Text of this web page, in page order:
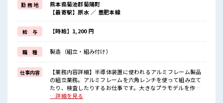
≪動きやすい制服アリ≫
制服があるので、
毎日の服装の悩み解消♪
≪未経験OKの仕事≫
新しいことにチャレンジするのは不安だけど、
しっかり働く環境が整っています！
イチからスキルUP・ステップUP目指していきましょう！
≪収入アップを目指せる≫
高時給だらけの派遣のお仕事です！
■職場の雰囲気
休憩室でホッと一息リフレッシュ！
勤 務 地
熊本県菊池郡菊陽町
【最寄駅】原水 ／ 豊肥本線
給 与 【時給】1,200 円
職 種 製造（組立・組み付け）
仕事内容
【業務内容詳細】半導体装置に使われるアルミフレーム製品
の組立業務。アルミフレームを六角レンチを使って組み立て
たり、検査したりするお仕事です。大きなプラモデルを作る
感覚です。空調完備な環境でのお仕事をになります。【取り
…詳細を見る